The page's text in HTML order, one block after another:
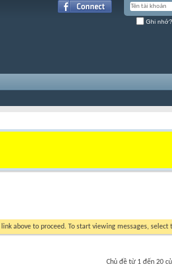
Ghi nhớ?
above to proceed. To start viewing messages,
Chủ đề từ 1 đến 20